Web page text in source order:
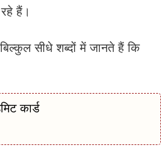
हैं।
सीधे शब्दों में जानते हैं कि
कार्ड